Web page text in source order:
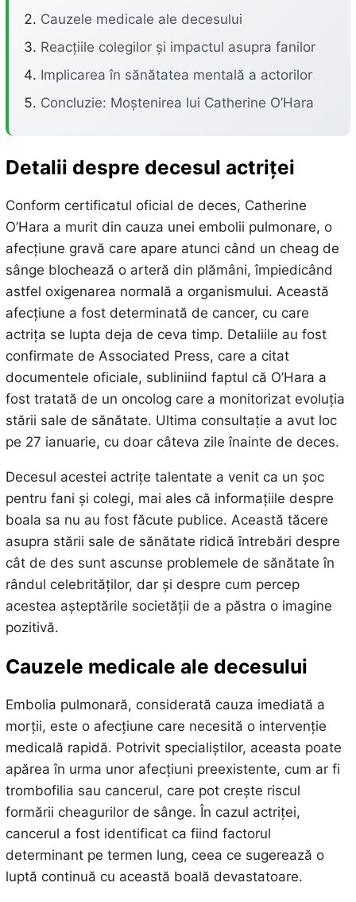
Cauzele medicale ale decesului
Reacțiile colegilor și impactul asupra fanilor
Implicarea în sănătatea mentală a actorilor
Concluzie: Moștenirea lui Catherine O’Hara
Detalii despre decesul actriței
Conform certificatul oficial de deces, Catherine
O’Hara a murit din cauza unei embolii pulmonare, o
afecțiune gravă care apare atunci când un cheag de
sânge blochează o arteră din plămâni, împiedicând
astfel oxigenarea normală a organismului. Această
afecțiune a fost determinată de cancer, cu care
actrița se lupta deja de ceva timp. Detaliile au fost
confirmate de Associated Press, care a citat
documentele oficiale, subliniind faptul că O’Hara a
fost tratată de un oncolog care a monitorizat evoluția
stării sale de sănătate. Ultima consultație a avut loc
pe 27 ianuarie, cu doar câteva zile înainte de deces.
Decesul acestei actrițe talentate a venit ca un șoc
pentru fani și colegi, mai ales că informațiile despre
boala sa nu au fost făcute publice. Această tăcere
asupra stării sale de sănătate ridică întrebări despre
cât de des sunt ascunse problemele de sănătate în
rândul celebrităților, dar și despre cum percep
acestea așteptările societății de a păstra o imagine
pozitivă.
Cauzele medicale ale decesului
Embolia pulmonară, considerată cauza imediată a
morții, este o afecțiune care necesită o intervenție
medicală rapidă. Potrivit specialiștilor, aceasta poate
apărea în urma unor afecțiuni preexistente, cum ar fi
trombofilia sau cancerul, care pot crește riscul
formării cheagurilor de sânge. În cazul actriței,
cancerul a fost identificat ca fiind factorul
determinant pe termen lung, ceea ce sugerează o
luptă continuă cu această boală devastatoare.